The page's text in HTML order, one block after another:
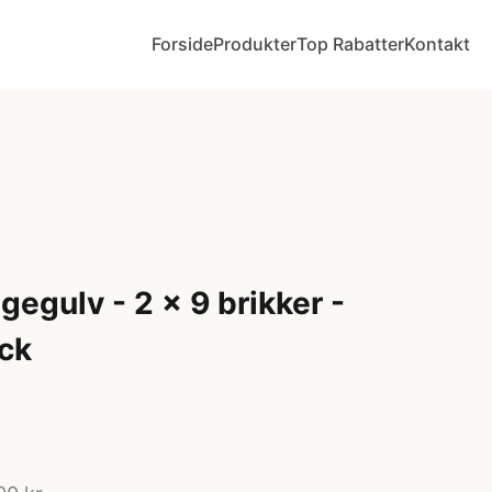
ForsideProdukterTop RabatterKontakt
- 2 x 9 brikker -